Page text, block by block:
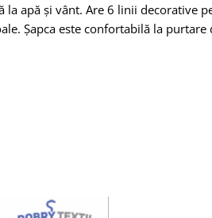
la apă și vânt. Are 6 linii decorative
Șapca este confortabilă la